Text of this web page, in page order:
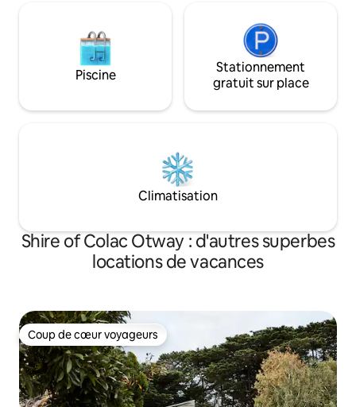
Piscine
Stationnement
gratuit sur place
Climatisation
Shire of Colac Otway : d'autres superbes
locations de vacances
Coup de cœur voyageurs
Coup de cœur voyageurs